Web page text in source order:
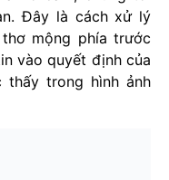
Đây là cách xử lý
mộng phía trước
vào quyết định của
thấy trong hình ảnh